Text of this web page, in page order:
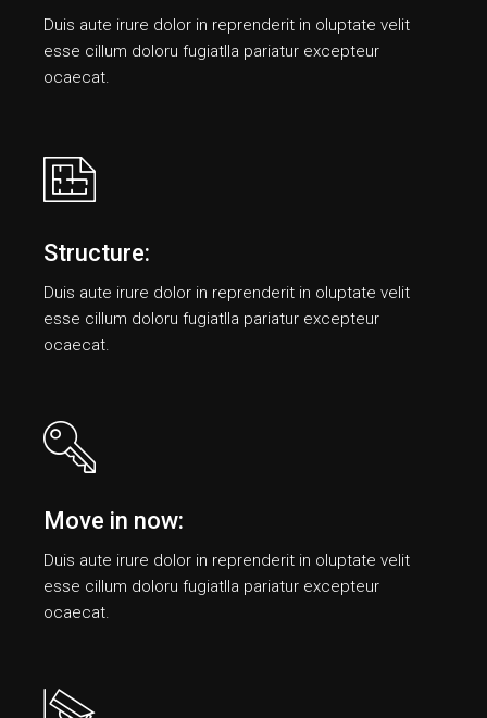
Duis aute irure dolor in reprenderit in oluptate velit
esse cillum doloru fugiatlla pariatur еxcepteur
ocaecat.
Structure:
Duis aute irure dolor in reprenderit in oluptate velit
esse cillum doloru fugiatlla pariatur еxcepteur
ocaecat.
Move in now:
Duis aute irure dolor in reprenderit in oluptate velit
esse cillum doloru fugiatlla pariatur еxcepteur
ocaecat.